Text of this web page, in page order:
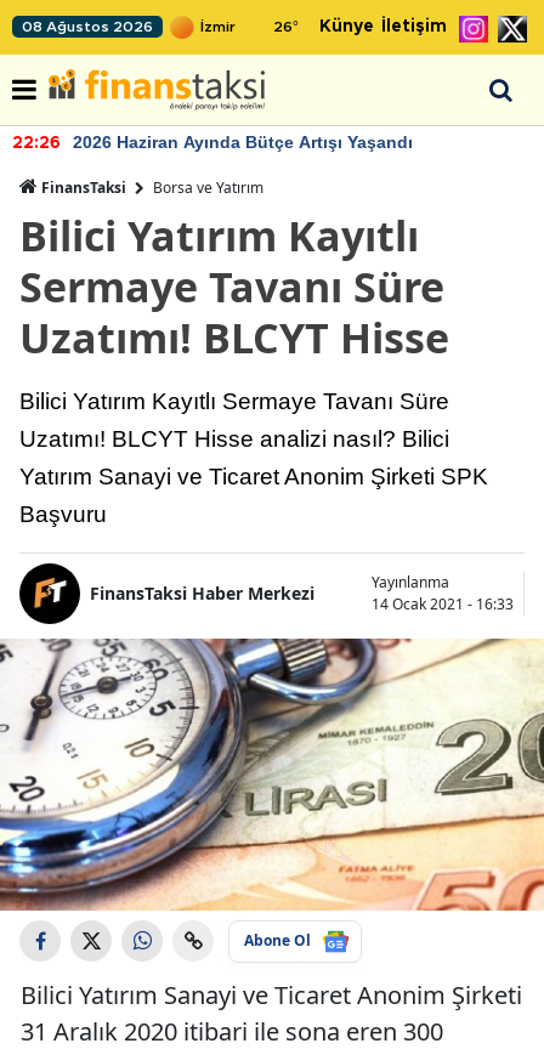
08 Ağustos 2026 26° Künye İletişim
22:26 2026 Haziran Ayında Bütçe Artışı Yaşandı
FinansTaksi Borsa ve Yatırım
Bilici Yatırım Kayıtlı
Sermaye Tavanı Süre
Uzatımı! BLCYT Hisse
Bilici Yatırım Kayıtlı Sermaye Tavanı Süre
Uzatımı! BLCYT Hisse analizi nasıl? Bilici
Yatırım Sanayi ve Ticaret Anonim Şirketi SPK
Başvuru
FinansTaksi Haber Merkezi
Yayınlanma
14 Ocak 2021 - 16:33
Abone Ol
Bilici Yatırım Sanayi ve Ticaret Anonim Şirketi
31 Aralık 2020 itibari ile sona eren 300